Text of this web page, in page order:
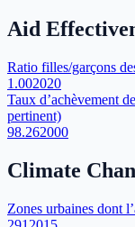
Aid
Ratio filles/garçons
1.002020
Taux d’achèvement
pertinent)
98.262000
Climate
Zones urbaines dont